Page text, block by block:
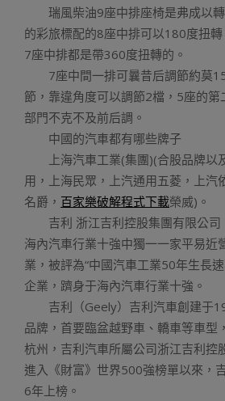
瑞風柴油9座中排座椅是弗成以轉
的彩旅標配的8座中排可以180度扭
7座中排都是帶360度扭轉的。
7座中間一排可曩昔后調節約莫
節，靠違角度可以調節2檔，5座的第
部門不克不及前后調。
中國的汽車都有哪些牌子
上海汽車工業(集團)(合股品牌以
用，上海民眾，上汽通用五菱，上汽
名爵， 百家樂破解程式下載榮威)。
吉利 浙江吉利控股集團有限公司
海內汽車行業十強中獨一一家平易近
業，被評為“中國汽車工業50年生長
企業，躋身于海內汽車行業十強。
吉利（Geely）吉利汽車創建于
品牌，首要臨盆越野車、轎車等車型
杭州，吉利汽車所屬公司浙江吉利控
進入《財富》世界500強榜單以來，
6年上榜。